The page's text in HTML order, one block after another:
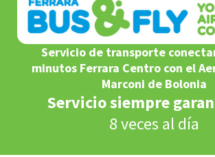
Servicio de transporte
minutos Ferrara Centro con el
Marconi de Bolonia
Servicio siempre
8 veces al día